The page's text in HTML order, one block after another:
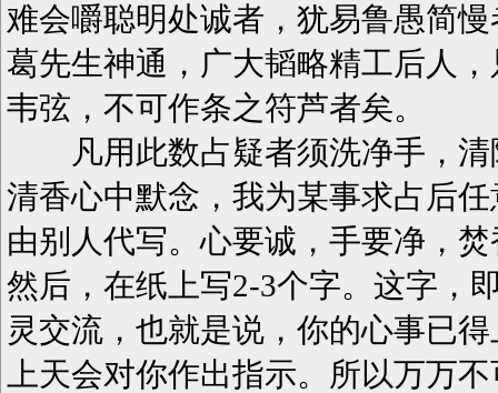
难会嚼聪明处诚者，犹易鲁愚简
葛先生神通，广大韬略精工后人
韦弦，不可作条之符芦者矣。
凡用此数占疑者须洗净手，清
清香心中默念，我为某事求占后
由别人代写。心要诚，手要净，
然后，在纸上写2-3个字。这字，
灵交流，也就是说，你的心事已
上天会对你作出指示。所以万万